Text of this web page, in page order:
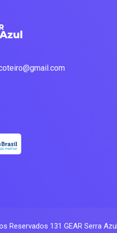
Reservados 131 GEAR Serra Azul